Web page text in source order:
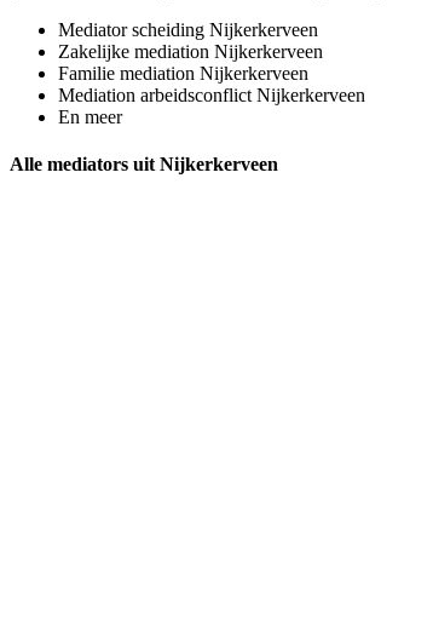
Mediator scheiding Nijkerkerveen
Zakelijke mediation Nijkerkerveen
Familie mediation Nijkerkerveen
Mediation arbeidsconflict Nijkerkerveen
En meer
Alle mediators uit Nijkerkerveen